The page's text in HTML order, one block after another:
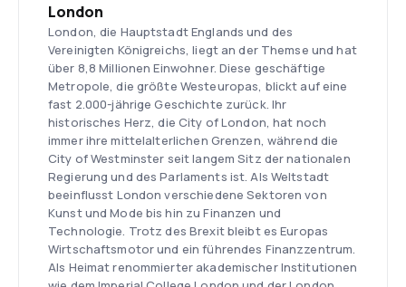
London
London, die Hauptstadt Englands und des
Vereinigten Königreichs, liegt an der Themse und hat
über 8,8 Millionen Einwohner. Diese geschäftige
Metropole, die größte Westeuropas, blickt auf eine
fast 2.000-jährige Geschichte zurück. Ihr
historisches Herz, die City of London, hat noch
immer ihre mittelalterlichen Grenzen, während die
City of Westminster seit langem Sitz der nationalen
Regierung und des Parlaments ist. Als Weltstadt
beeinflusst London verschiedene Sektoren von
Kunst und Mode bis hin zu Finanzen und
Technologie. Trotz des Brexit bleibt es Europas
Wirtschaftsmotor und ein führendes Finanzzentrum.
Als Heimat renommierter akademischer Institutionen